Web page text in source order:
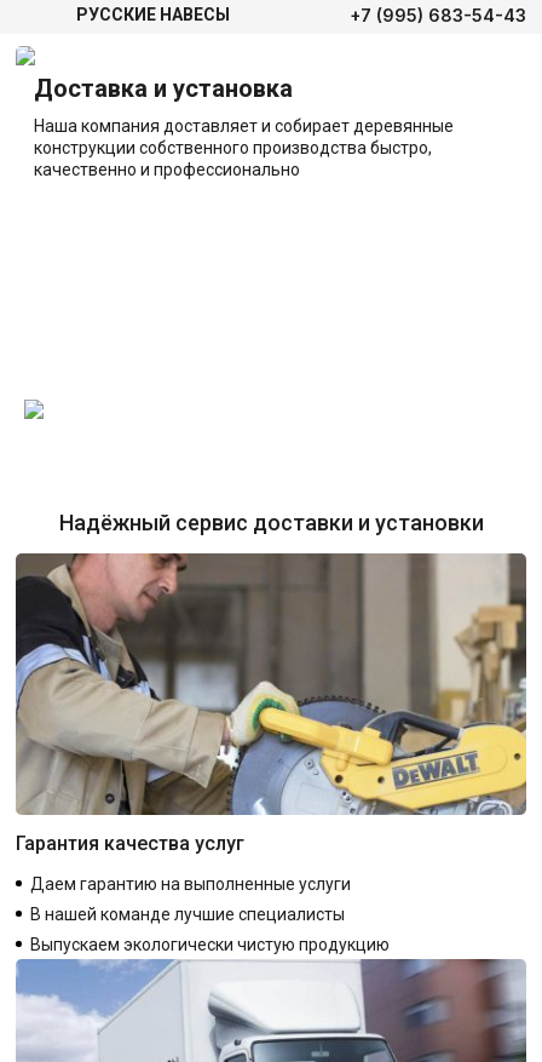
РУССКИЕ НАВЕСЫ +7 (995) 683-54-43
Доставка и установка
Наша компания доставляет и собирает деревянные
конструкции собственного производства быстро,
качественно и профессионально
Надёжный сервис доставки и установки
Гарантия качества услуг
Даем гарантию на выполненные услуги
В нашей команде лучшие специалисты
Выпускаем экологически чистую продукцию